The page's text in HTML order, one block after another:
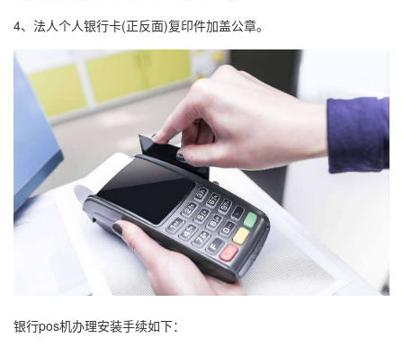
4、法人个人银行卡(正反面)复印件加盖公章。
银行pos机办理安装手续如下：